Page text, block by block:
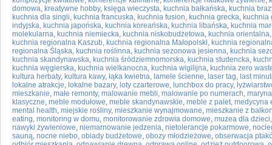
domowa, kreatywne hobby, księga wieczysta, kuchnia bałkańska, kuchnia
kuchnia dla singli, kuchnia francuska, kuchnia fusion, kuchnia grecka, kuchnia
indyjska, kuchnia japońska, kuchnia koreańska, kuchnia libańska, kuchnia
molekularna, kuchnia niemiecka, kuchnia niskobudżetowa, kuchnia orientalna
kuchnia regionalna Kaszub, kuchnia regionalna Małopolski, kuchnia
regionalna Śląska, kuchnia roślinna, kuchnia sezonowa jesienna, kuchnia
kuchnia skandynawska, kuchnia śródziemnomorska, kuchnia studencka,
kuchnia węgierska, kuchnia wielkanocna, kuchnia wigilijna, kuchnia zero
kultura herbaty, kultura kawy, łąka kwietna, lamele ścienne, laser tag, last
lokalne atrakcje, lokalne bazary, loty czarterowe, lunchbox do pracy,
mieszkanie, małe remonty, malowanie mebli, malowanie po numerach,
klasyczne, meble modułowe, meble skandynawskie, meble z palet, medycyna
mental health, miejskie rośliny, mieszkanie wynajmowane, mieszkanie z
eating, monitoring w domu, monitorowanie zdrowia domowe, muzea dla dzieci
nawyki żywieniowe, niemarnowanie jedzenia, nietolerancje pokarmowe,
sauną, nocne niebo, obiady budżetowe, obozy młodzieżowe, obserwacja